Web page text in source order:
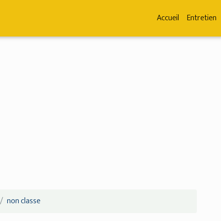
Accueil Entretien
non classe